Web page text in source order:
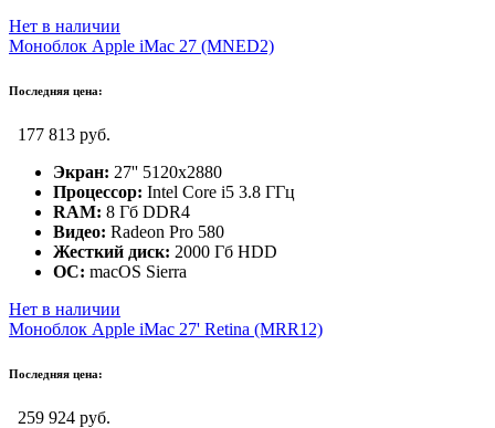
Нет в наличии
Моноблок Apple iMac 27 (MNED2)
Последняя цена:
177 813 руб.
Экран: 27'' 5120x2880
Процессор: Intel Core i5 3.8 ГГц
RAM: 8 Гб DDR4
Видео: Radeon Pro 580
Жесткий диск: 2000 Гб HDD
ОС: macOS Sierra
Нет в наличии
Моноблок Apple iMac 27' Retina (MRR12)
Последняя цена:
259 924 руб.